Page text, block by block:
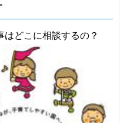
はどこに相談するの？